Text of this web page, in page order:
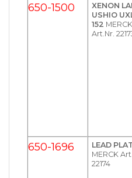
650-1500
XENON
USHIO
152 MERCK
Art.Nr.
650-1696
LEAD
MERCK
22174